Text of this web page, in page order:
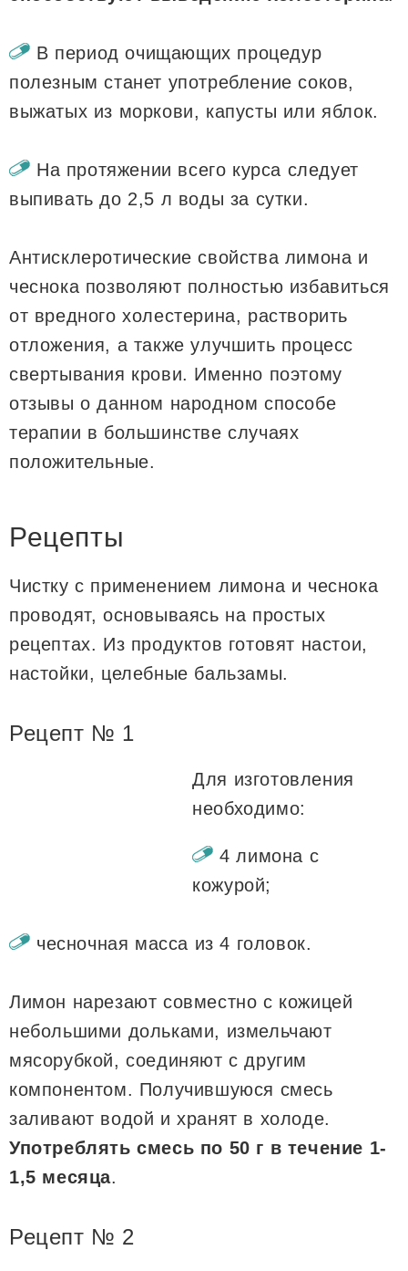
В период очищающих процедур
полезным станет употребление соков,
выжатых из моркови, капусты или яблок.
На протяжении всего курса следует
выпивать до 2,5 л воды за сутки.
Антисклеротические свойства лимона и
чеснока позволяют полностью избавиться
от вредного холестерина, растворить
отложения, а также улучшить процесс
свертывания крови. Именно поэтому
отзывы о данном народном способе
терапии в большинстве случаях
положительные.
Рецепты
Чистку с применением лимона и чеснока
проводят, основываясь на простых
рецептах. Из продуктов готовят настои,
настойки, целебные бальзамы.
Рецепт № 1
Для изготовления
необходимо:
4 лимона с
кожурой;
чесночная масса из 4 головок.
Лимон нарезают совместно с кожицей
небольшими дольками, измельчают
мясорубкой, соединяют с другим
компонентом. Получившуюся смесь
заливают водой и хранят в холоде.
Употреблять смесь по 50 г в течение 1-
1,5 месяца.
Рецепт № 2